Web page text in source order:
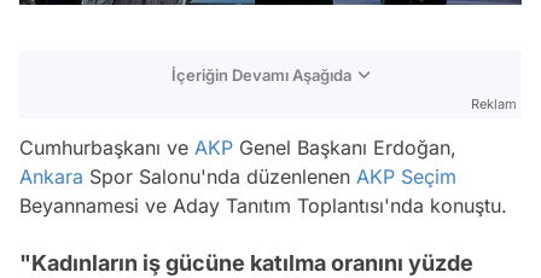
İçeriğin Devamı Aşağıda
Reklam
Cumhurbaşkanı ve AKP Genel Başkanı Erdoğan,
Ankara Spor Salonu'nda düzenlenen AKP Seçim
Beyannamesi ve Aday Tanıtım Toplantısı'nda konuştu.
"Kadınların iş gücüne katılma oranını yüzde